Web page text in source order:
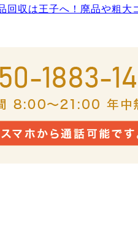
回収は王子へ！廃品や粗大